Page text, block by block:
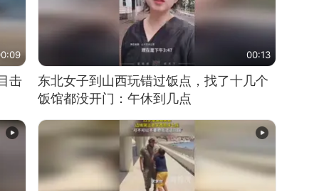
击
00:13
东北女子到山西玩错过饭点，找了十几个
饭馆都没开门：午休到几点